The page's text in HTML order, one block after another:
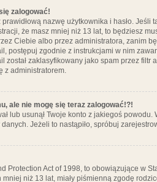
zalogować!
nazwę użytkownika i hasło. Jeśli
że masz mniej niż 13 lat, to będziesz
Ciebie albo przez administratora, zanim
postępuj zgodnie z instrukcjami w nim
został zaklasyfikowany jako spam przez
z administratorem.
ale nie mogę się teraz zalogować!?!
lub usunął Twoje konto z jakiegoś
Jeżeli to nastąpiło, spróbuj
Protection Act of 1998, to obowiązujące w
niż 13 lat, miały piśmienną zgodę